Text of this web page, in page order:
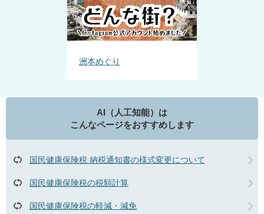
洲本めぐり
AI（人工知能）は
こんなページをおすすめします
国民健康保険税 納税通知書の様式変更について
国民健康保険税の税額計算
国民健康保険税の軽減・減免